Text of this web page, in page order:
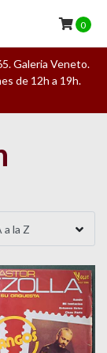
Galeria Veneto.
de 12h a 19h.
0